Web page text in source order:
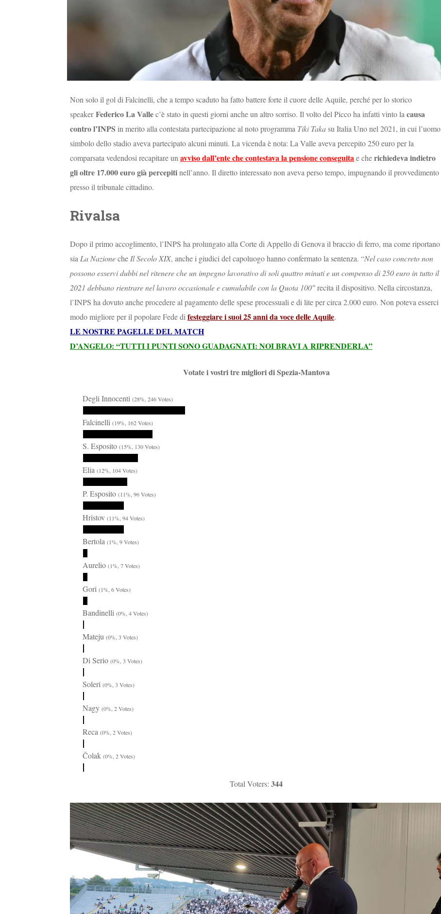
Non solo il gol di Falcinelli, che a tempo scaduto ha fatto battere forte il cuore delle Aquile, perché per lo storico
speakerFederico La Vallec’è stato in questi giorni anche un altro sorriso. Il volto del Picco ha infatti vinto la causa
contro l’INPS in merito alla contestata partecipazione al noto programma Tiki Takasu Italia Uno nel 2021, in cui l’uomo
simbolo dello stadio aveva partecipato alcuni minuti. La vicenda è nota: La Valle aveva percepito 250 euro per la
comparsata vedendosi recapitare un avviso dall’ente che contestava la pensione conseguitae cherichiedeva indietro
gli oltre 17.000 euro già percepitinell’anno. Il diretto interessato non aveva perso tempo, impugnando il provvedimento
presso il tribunale cittadino.
Rivalsa
Dopo il primo accoglimento, l’INPS ha prolungato alla Corte di Appello di Genova il braccio di ferro, ma come riportano
sia La Nazioneche Il Secolo XIX, anche i giudici del capoluogo hanno confermato la sentenza. “Nel caso concreto non
possono esservi dubbi nel ritenere che un impegno lavorativo di soli quattro minuti e un compenso di 250 euro in tutto il
2021 debbano rientrare nel lavoro occasionale e cumulabile con la Quota 100″recita il dispositivo. Nella circostanza,
l’INPS ha dovuto anche procedere al pagamento delle spese processuali e di lite per circa 2.000 euro. Non poteva esserci
modo migliore per il popolare Fede di festeggiare i suoi 25 anni da voce delle Aquile.
LE NOSTRE PAGELLE DEL MATCH
D’ANGELO: “TUTTI I PUNTI SONO GUADAGNATI: NOI BRAVI A RIPRENDERLA”
Votate i vostri tre migliori di Spezia-Mantova
Degli Innocenti (28%, 246 Votes)
Falcinelli (19%, 162 Votes)
S. Esposito (15%, 130 Votes)
Elia (12%, 104 Votes)
P. Esposito (11%, 96 Votes)
Hristov (11%, 94 Votes)
Bertola (1%, 9 Votes)
Aurelio (1%, 7 Votes)
Gori (1%, 6 Votes)
Bandinelli (0%, 4 Votes)
Mateju (0%, 3 Votes)
Di Serio (0%, 3 Votes)
Soleri (0%, 3 Votes)
Nagy (0%, 2 Votes)
Reca (0%, 2 Votes)
Čolak (0%, 2 Votes)
Total Voters:344